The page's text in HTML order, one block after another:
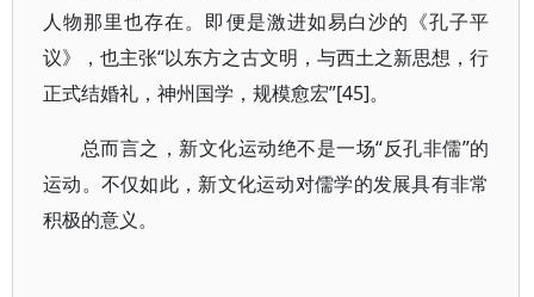
人物那里也存在。即便是激进如易白沙的《孔子平
议》，也主张“以东方之古文明，与西土之新思想，行
正式结婚礼，神州国学，规模愈宏”[45]。
总而言之，新文化运动绝不是一场“反孔非儒”的
运动。不仅如此，新文化运动对儒学的发展具有非常
积极的意义。